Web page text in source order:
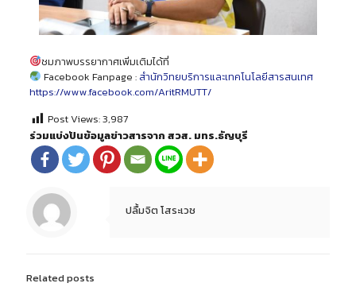
ชมภาพบรรยากาศเพิ่มเติมได้ที่
Facebook Fanpage : สำนักวิทยบริการและเทคโนโลยีสารสนเทศ
https://www.facebook.com/AritRMUTT/
Post Views:3,987
ร่วมแบ่งปันข้อมูลข่าวสารจาก สวส. มทร.ธัญบุรี
ปลื้มจิต โสระเวช
Related posts